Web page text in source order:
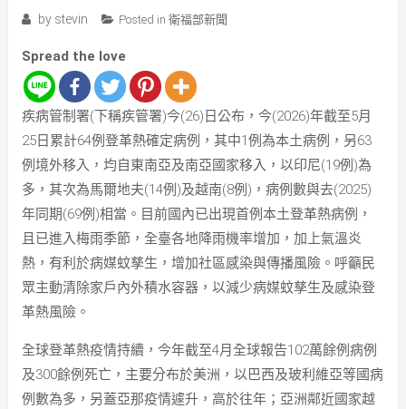
by stevin Posted in 衛福部新聞
Spread the love
疾病管制署(下稱疾管署)今(26)日公布，今(2026)年截至5月
25日累計64例登革熱確定病例，其中1例為本土病例，另63
例境外移入，均自東南亞及南亞國家移入，以印尼(19例)為
多，其次為馬爾地夫(14例)及越南(8例)，病例數與去(2025)
年同期(69例)相當。目前國內已出現首例本土登革熱病例，
且已進入梅雨季節，全臺各地降雨機率增加，加上氣溫炎
熱，有利於病媒蚊孳生，增加社區感染與傳播風險。呼籲民
眾主動清除家戶內外積水容器，以減少病媒蚊孳生及感染登
革熱風險。
全球登革熱疫情持續，今年截至4月全球報告102萬餘例病例
及300餘例死亡，主要分布於美洲，以巴西及玻利維亞等國病
例數為多，另蓋亞那疫情遽升，高於往年；亞洲鄰近國家越